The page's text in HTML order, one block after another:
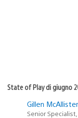
State of Play di giugno
Gillen McAllister
Senior